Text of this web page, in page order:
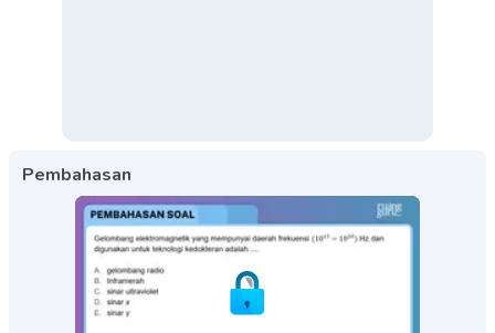
Pembahasan